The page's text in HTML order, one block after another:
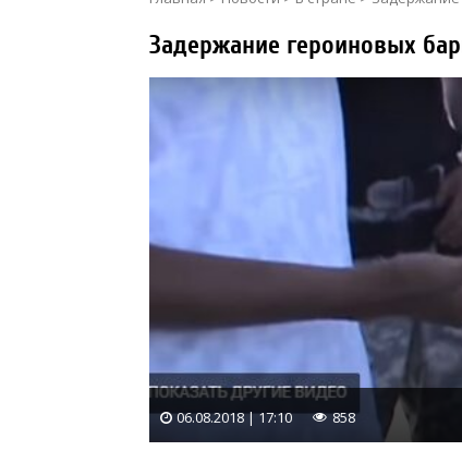
Задержание героиновых
06.08.2018 | 17:10 858